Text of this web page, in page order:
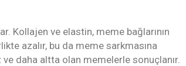
Kollajen ve elastin, meme bağlarının
azalır, bu da meme sarkmasına
daha altta olan memelerle sonuçlanır.